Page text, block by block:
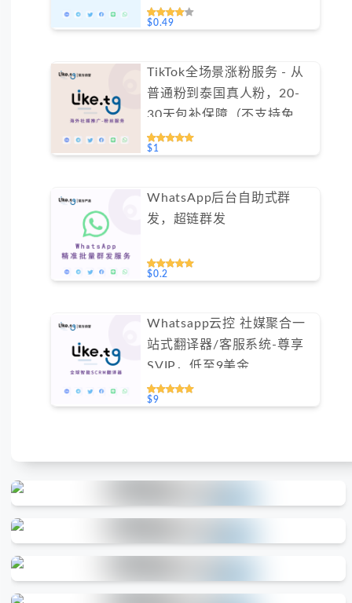
天#GN016
$0.49
TikTok全场景涨粉服务 - 从
普通粉到泰国真人粉，20-
30天包补保障（不支持免费
测试）
$1
WhatsApp后台自助式群
发，超链群发
$0.2
Whatsapp云控 社媒聚合一
站式翻译器/客服系统-尊享
SVIP，低至9美金
#FYOK002
$9